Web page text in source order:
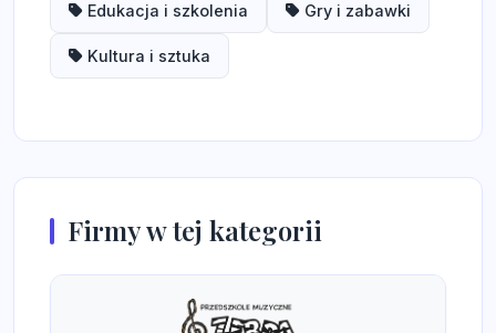
Edukacja i szkolenia Gry i zabawki
Kultura i sztuka
Firmy w tej kategorii